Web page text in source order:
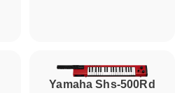
Yamaha Shs-500Rd